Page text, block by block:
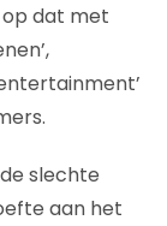
dat met
slechte
aan het